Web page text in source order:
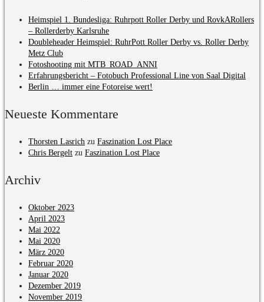
Heimspiel 1. Bundesliga: Ruhrpott Roller Derby und RovkARollers
– Rollerderby Karlsruhe
Doubleheader Heimspiel: RuhrPott Roller Derby vs. Roller Derby
Metz Club
Fotoshooting mit MTB_ROAD_ANNI
Erfahrungsbericht – Fotobuch Professional Line von Saal Digital
Berlin … immer eine Fotoreise wert!
Neueste Kommentare
Thorsten Lasrich zu Faszination Lost Place
Chris Bergelt zu Faszination Lost Place
Archiv
Oktober 2023
April 2023
Mai 2022
Mai 2020
März 2020
Februar 2020
Januar 2020
Dezember 2019
November 2019